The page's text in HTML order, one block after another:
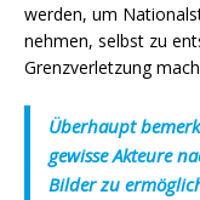
werden, um
nehmen, selbst zu
Grenzverletzung
Überhaupt
gewisse Akteure
Bilder zu